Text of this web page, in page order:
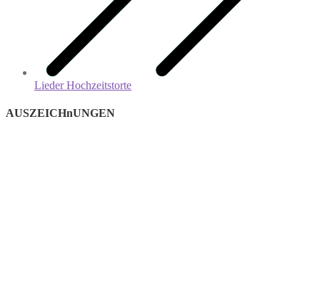
Lieder Hochzeitstorte
AUSZEICHnUNGEN